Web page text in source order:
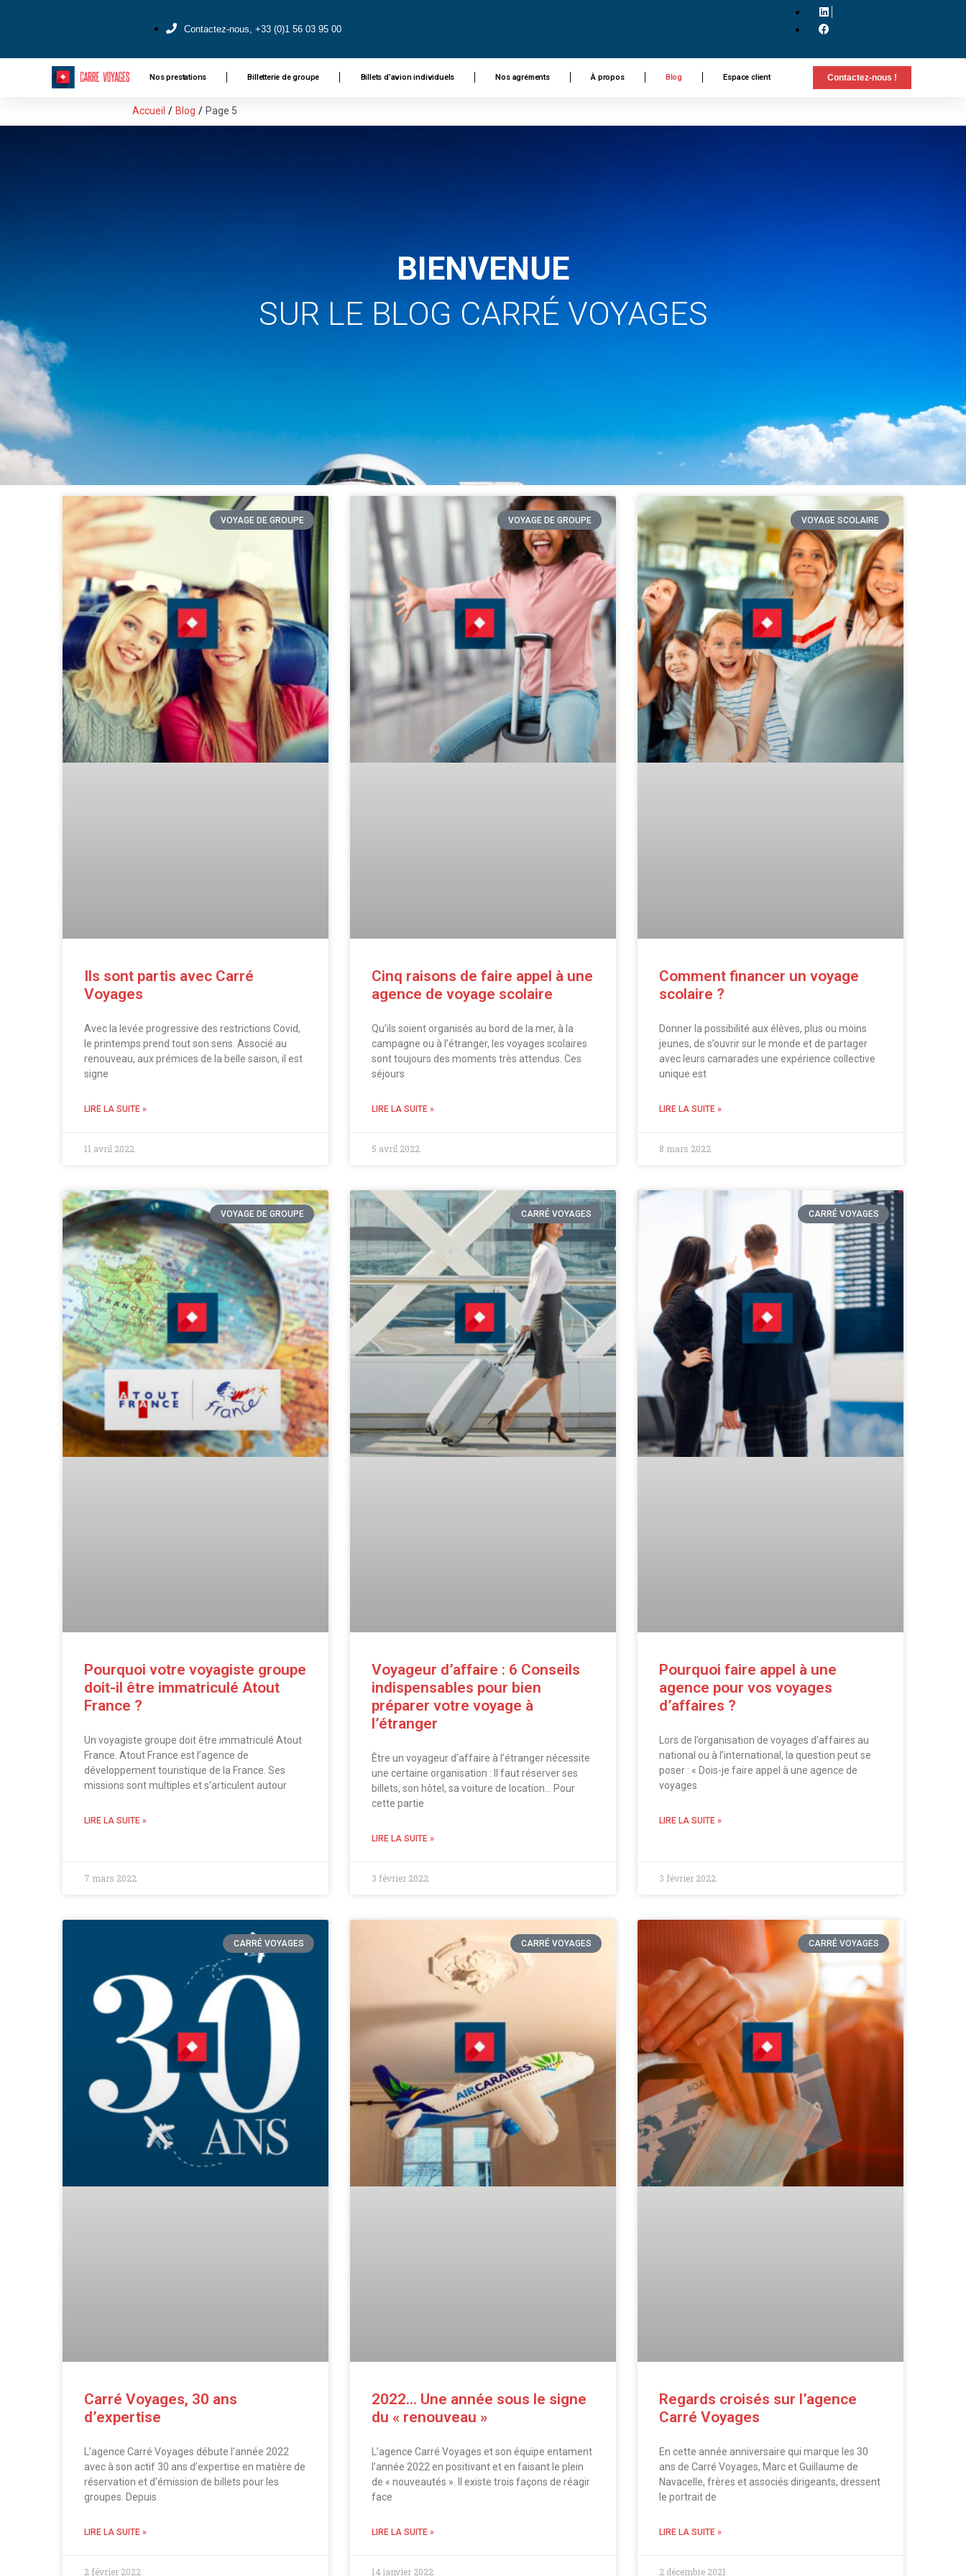
Contactez-nous, +33 (0)1 56 03 95 00
Nos prestations Billetterie de groupe Billets d’avion individuels Nos agréments À propos Blog Espace client Contactez-nous !
Accueil Blog Page 5
BIENVENUE
SUR LE BLOG CARRÉ VOYAGES
VOYAGE DE GROUPE
Ils sont partis avec Carré
Voyages
Avec la levée progressive des restrictions Covid,
le printemps prend tout son sens. Associé au
renouveau, aux prémices de la belle saison, il est
signe
LIRE LA SUITE »
11 avril 2022
VOYAGE DE GROUPE
Cinq raisons de faire appel à une
agence de voyage scolaire
Qu’ils soient organisés au bord de la mer, à la
campagne ou à l’étranger, les voyages scolaires
sont toujours des moments très attendus. Ces
séjours
LIRE LA SUITE »
5 avril 2022
VOYAGE SCOLAIRE
Comment financer un voyage
scolaire ?
Donner la possibilité aux élèves, plus ou moins
jeunes, de s’ouvrir sur le monde et de partager
avec leurs camarades une expérience collective
unique est
LIRE LA SUITE »
8 mars 2022
VOYAGE DE GROUPE
Pourquoi votre voyagiste groupe
doit-il être immatriculé Atout
France ?
Un voyagiste groupe doit être immatriculé Atout
France. Atout France est l’agence de
développement touristique de la France. Ses
missions sont multiples et s’articulent autour
LIRE LA SUITE »
7 mars 2022
CARRÉ VOYAGES
Voyageur d’affaire : 6 Conseils
indispensables pour bien
préparer votre voyage à
l’étranger
Être un voyageur d’affaire à l’étranger nécessite
une certaine organisation : Il faut réserver ses
billets, son hôtel, sa voiture de location… Pour
cette partie
LIRE LA SUITE »
3 février 2022
CARRÉ VOYAGES
Pourquoi faire appel à une
agence pour vos voyages
d’affaires ?
Lors de l’organisation de voyages d’affaires au
national ou à l’international, la question peut se
poser : « Dois-je faire appel à une agence de
voyages
LIRE LA SUITE »
3 février 2022
CARRÉ VOYAGES
Carré Voyages, 30 ans
d’expertise
L’agence Carré Voyages débute l’année 2022
avec à son actif 30 ans d’expertise en matière de
réservation et d’émission de billets pour les
groupes. Depuis
LIRE LA SUITE »
2 février 2022
CARRÉ VOYAGES
2022… Une année sous le signe
du « renouveau »
L’agence Carré Voyages et son équipe entament
l’année 2022 en positivant et en faisant le plein
de « nouveautés ». Il existe trois façons de réagir
face
LIRE LA SUITE »
14 janvier 2022
CARRÉ VOYAGES
Regards croisés sur l’agence
Carré Voyages
En cette année anniversaire qui marque les 30
ans de Carré Voyages, Marc et Guillaume de
Navacelle, frères et associés dirigeants, dressent
le portrait de
LIRE LA SUITE »
2 décembre 2021